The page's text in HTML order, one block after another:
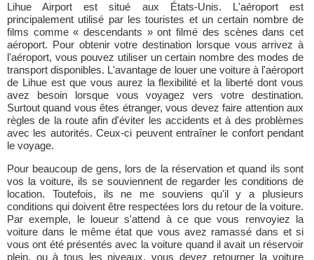
Lihue Airport est situé aux États-Unis. L'aéroport est
principalement utilisé par les touristes et un certain nombre de
films comme « descendants » ont filmé des scènes dans cet
aéroport. Pour obtenir votre destination lorsque vous arrivez à
l'aéroport, vous pouvez utiliser un certain nombre des modes de
transport disponibles. L'avantage de louer une voiture à l'aéroport
de Lihue est que vous aurez la flexibilité et la liberté dont vous
avez besoin lorsque vous voyagez vers votre destination.
Surtout quand vous êtes étranger, vous devez faire attention aux
règles de la route afin d'éviter les accidents et à des problèmes
avec les autorités. Ceux-ci peuvent entraîner le confort pendant
le voyage.
Pour beaucoup de gens, lors de la réservation et quand ils sont
vos la voiture, ils se souviennent de regarder les conditions de
location. Toutefois, ils ne me souviens qu'il y a plusieurs
conditions qui doivent être respectées lors du retour de la voiture.
Par exemple, le loueur s'attend à ce que vous renvoyiez la
voiture dans le même état que vous avez ramassé dans et si
vous ont été présentés avec la voiture quand il avait un réservoir
plein, ou à tous les niveaux, vous devez retourner la voiture